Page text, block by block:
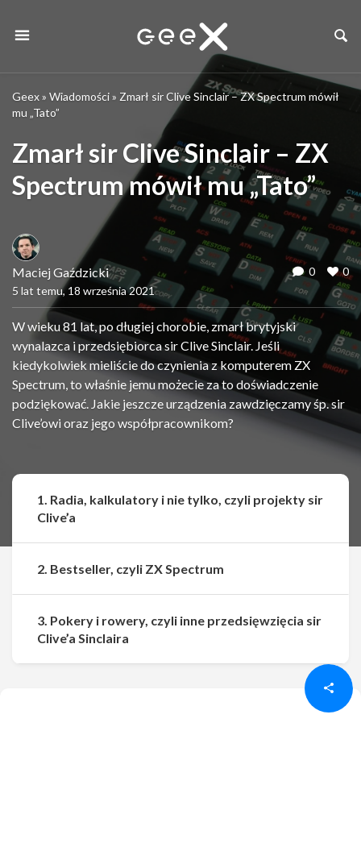
Geex» Wiadomości» Zmarł sir Clive Sinclair – ZX Spectrum mówił
mu „Tato”
Zmarł sir Clive Sinclair – ZX
Spectrum mówił mu „Tato”
Maciej Gaździcki
5 lat temu, 18 września 2021
0 0
W wieku 81 lat, po długiej chorobie, zmarł brytyjski
wynalazca i przedsiębiorca sir Clive Sinclair. Jeśli
kiedykolwiek mieliście do czynienia z komputerem ZX
Spectrum, to właśnie jemu możecie za to doświadczenie
podziękować. Jakie jeszcze urządzenia zawdzięczamy śp. sir
Clive’owi oraz jego współpracownikom?
Udostępnij
1. Radia, kalkulatory i nie tylko, czyli projekty sir
Clive’a
2. Bestseller, czyli ZX Spectrum
3. Pokery i rowery, czyli inne przedsięwzięcia sir
Clive’a Sinclaira